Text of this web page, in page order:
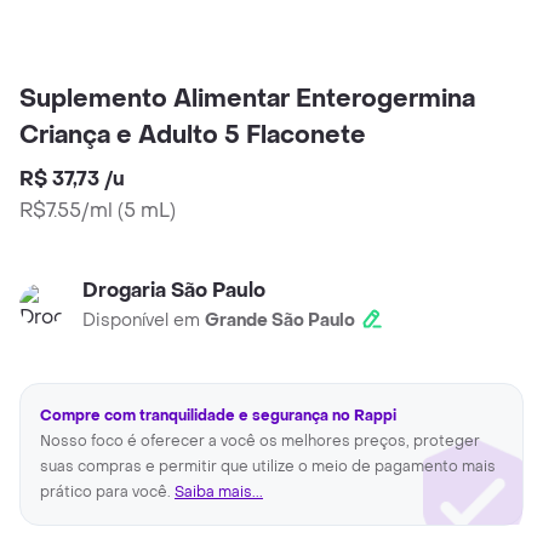
Suplemento Alimentar Enterogermina
Criança e Adulto 5 Flaconete
R$ 37,73 /u
R$7.55/ml (5 mL)
Drogaria São Paulo
Disponível em Grande São Paulo
Compre com tranquilidade e segurança no Rappi
Nosso foco é oferecer a você os melhores preços, proteger
suas compras e permitir que utilize o meio de pagamento mais
prático para você. Saiba mais...